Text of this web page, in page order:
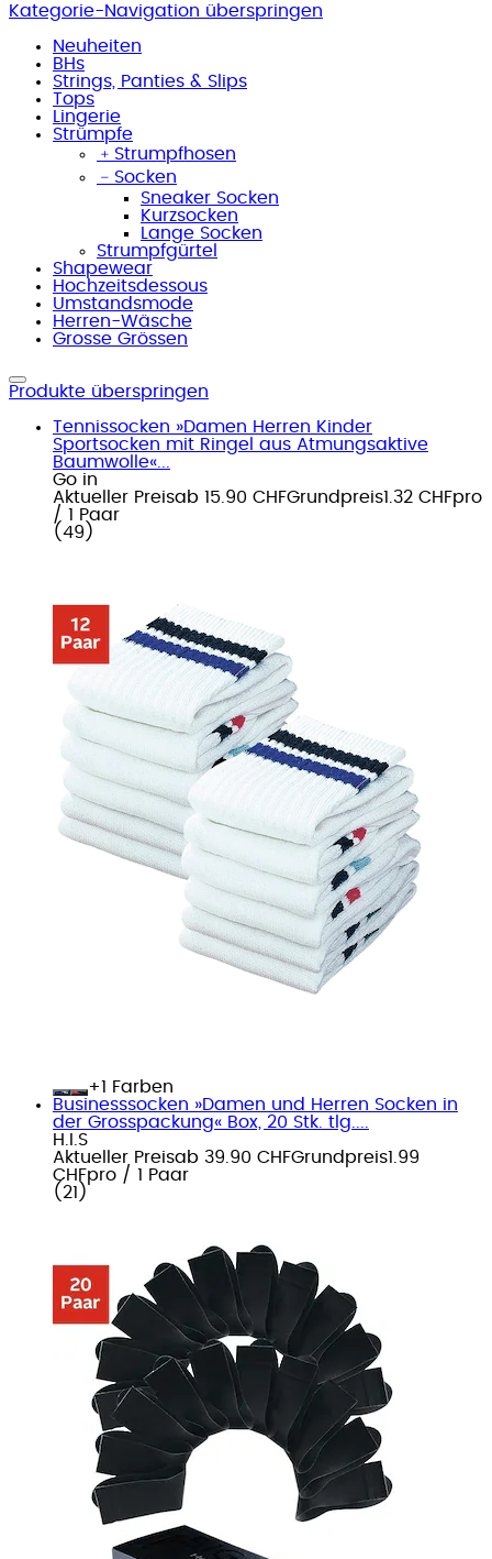
Kategorie-Navigation überspringen
Neuheiten
BHs
Strings, Panties & Slips
Tops
Lingerie
Strümpfe
﹢ Strumpfhosen
﹣ Socken
Sneaker Socken
Kurzsocken
Lange Socken
Strumpfgürtel
Shapewear
Hochzeitsdessous
Umstandsmode
Herren-Wäsche
Grosse Grössen
Produkte überspringen
Tennissocken »Damen Herren Kinder
Sportsocken mit Ringel aus Atmungsaktive
Baumwolle«...
Go in
Aktueller Preisab 15.90 CHFGrundpreis1.32 CHFpro
/ 1 Paar
( 49 )
+
Farben
Businesssocken »Damen und Herren Socken in
der Grosspackung« Box, 20 Stk. tlg....
H.I.S
Aktueller Preisab 39.90 CHFGrundpreis1.99
CHFpro / 1 Paar
( 21 )